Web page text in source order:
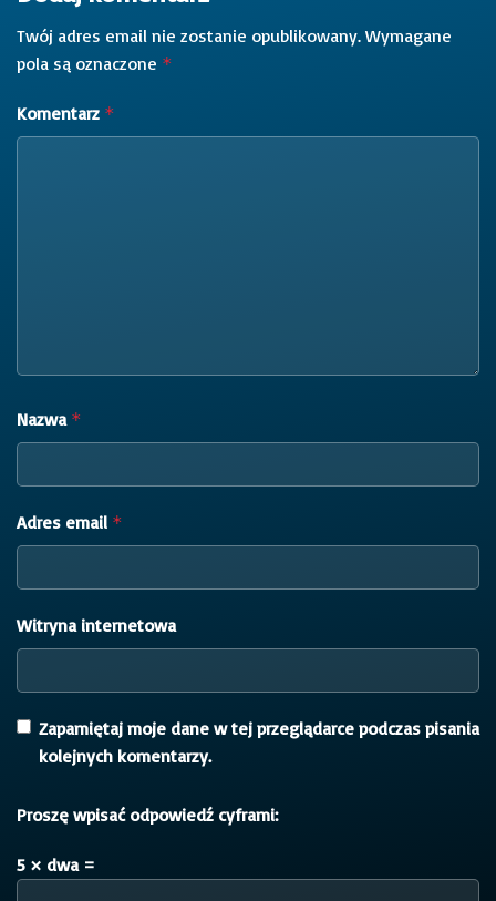
Twój adres email nie zostanie opublikowany. Wymagane
pola są oznaczone *
Komentarz *
Nazwa *
Adres email *
Witryna internetowa
Zapamiętaj moje dane w tej przeglądarce podczas pisania
kolejnych komentarzy.
Proszę wpisać odpowiedź cyframi:
5 × dwa =